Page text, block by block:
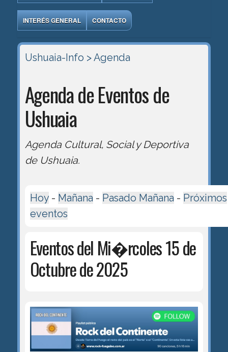
INTERÉS GENERAL CONTACTO
Ushuaia-Info > Agenda
Agenda de Eventos de
Ushuaia
Agenda Cultural, Social y Deportiva
de Ushuaia.
Hoy- Mañana - Pasado Mañana - Próximos
eventos
Eventos del Mi�rcoles 15 de
Octubre de 2025